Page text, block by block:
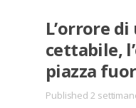
L’or­ro­re
cet­ta­bi­le,
piaz­za
Published 2